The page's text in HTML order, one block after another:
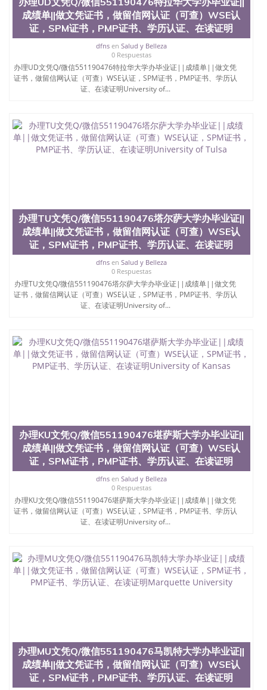
成绩单||做文凭证书，做留信网认证（可查）WSE认
证，SPM证书，PMP证书、学历认证、在读证明
dfnsen Salud y Belleza
0 Respuestas
办理UD文凭Q/微信551190476特拉华大学办毕业证||成绩单||做文凭
证书，做留信网认证（可查）WSE认证，SPM证书，PMP证书、学历认
证、在读证明University of...
办理TU文凭Q/微信551190476塔尔萨大学办毕业证||
成绩单||做文凭证书，做留信网认证（可查）WSE认
证，SPM证书，PMP证书、学历认证、在读证明
dfnsen Salud y Belleza
0 Respuestas
办理TU文凭Q/微信551190476塔尔萨大学办毕业证||成绩单||做文凭
证书，做留信网认证（可查）WSE认证，SPM证书，PMP证书、学历认
证、在读证明University of...
办理KU文凭Q/微信551190476堪萨斯大学办毕业证||
成绩单||做文凭证书，做留信网认证（可查）WSE认
证，SPM证书，PMP证书、学历认证、在读证明
dfnsen Salud y Belleza
0 Respuestas
办理KU文凭Q/微信551190476堪萨斯大学办毕业证||成绩单||做文凭
证书，做留信网认证（可查）WSE认证，SPM证书，PMP证书、学历认
证、在读证明University of...
办理MU文凭Q/微信551190476马凯特大学办毕业证||
成绩单||做文凭证书，做留信网认证（可查）WSE认
证，SPM证书，PMP证书、学历认证、在读证明